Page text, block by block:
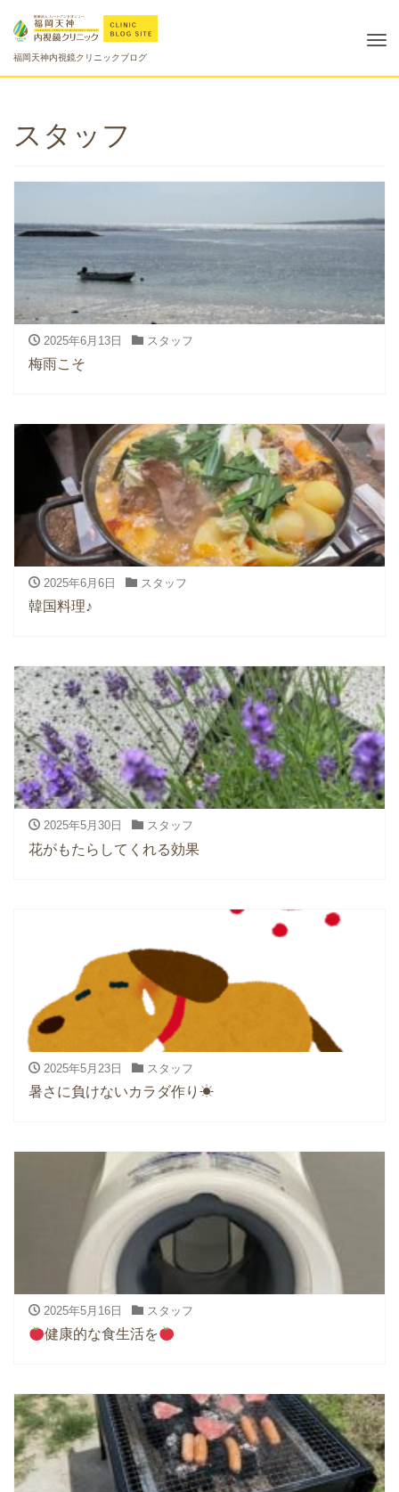
福岡天神内視鏡クリニックブログ
スタッフ
2025年6月13日 スタッフ
梅雨こそ
2025年6月6日 スタッフ
韓国料理♪
2025年5月30日 スタッフ
花がもたらしてくれる効果
2025年5月23日 スタッフ
暑さに負けないカラダ作り☀
2025年5月16日 スタッフ
健康的な食生活を